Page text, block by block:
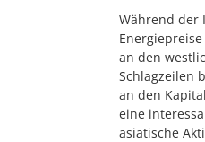
Während der
an den
Schlagzeilen
an den
eine
asiatische